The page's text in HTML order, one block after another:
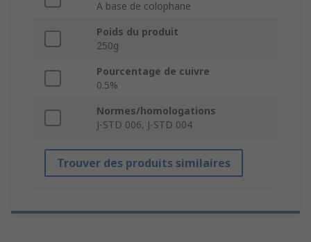
A base de colophane
Poids du produit
250g
Pourcentage de cuivre
0.5%
Normes/homologations
J-STD 006, J-STD 004
Trouver des produits similaires